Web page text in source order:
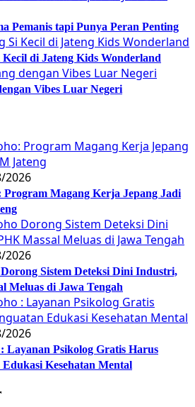
Pemanis tapi Punya Peran Penting
di Jateng Kids Wonderland
Vibes Luar Negeri
2026
Magang Kerja Jepang Jadi
2026
Sistem Deteksi Dini Industri,
Meluas di Jawa Tengah
2026
Layanan Psikolog Gratis Harus
Kesehatan Mental